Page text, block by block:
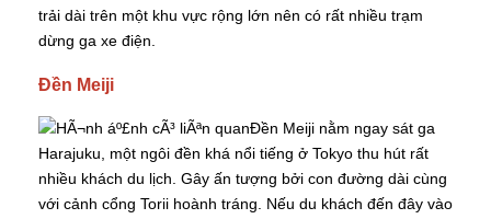
trải dài trên một khu vực rộng lớn nên có rất nhiều trạm
dừng ga xe điện.
Đền Meiji
Đền Meiji nằm ngay sát ga
Harajuku, một ngôi đền khá nổi tiếng ở Tokyo thu hút rất
nhiều khách du lịch. Gây ấn tượng bởi con đường dài cùng
với cảnh cổng Torii hoành tráng. Nếu du khách đến đây vào